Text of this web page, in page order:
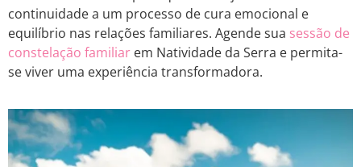
continuidade a um processo de cura emocional e
equilíbrio nas relações familiares. Agende sua sessão de
constelação familiar em Natividade da Serra e permita-
se viver uma experiência transformadora.